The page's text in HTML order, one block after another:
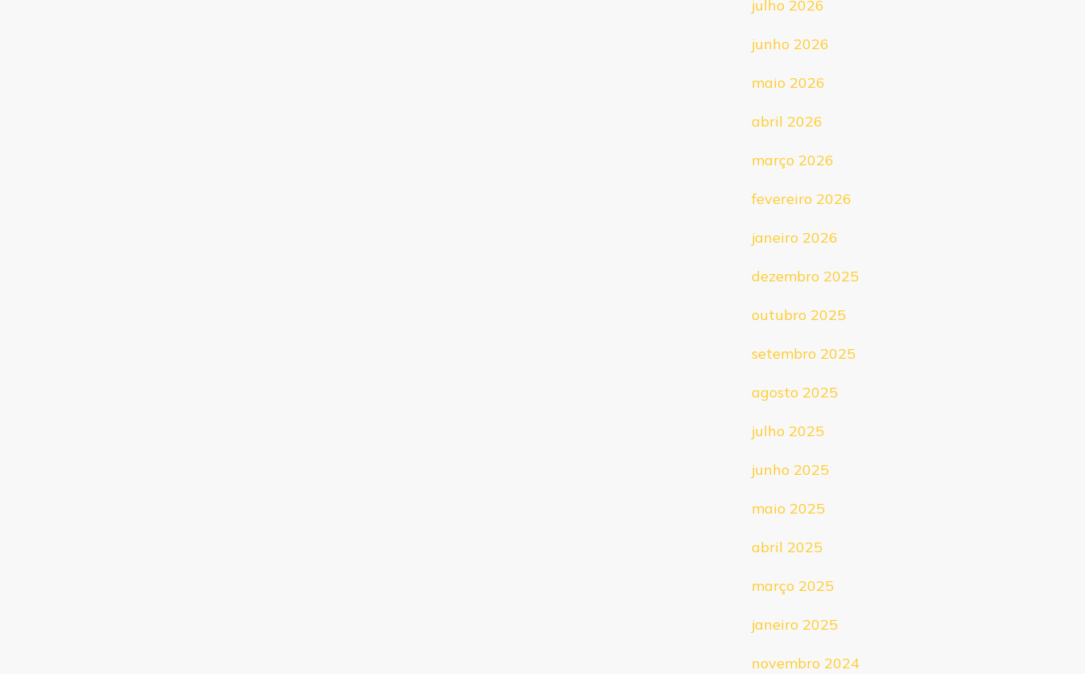
julho 2026
junho 2026
maio 2026
abril 2026
março 2026
fevereiro 2026
janeiro 2026
dezembro 2025
outubro 2025
setembro 2025
agosto 2025
julho 2025
junho 2025
maio 2025
abril 2025
março 2025
janeiro 2025
novembro 2024